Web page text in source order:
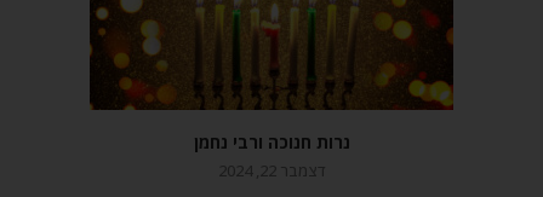
נרות חנוכה ורבי נחמן
דצמבר 22, 2024